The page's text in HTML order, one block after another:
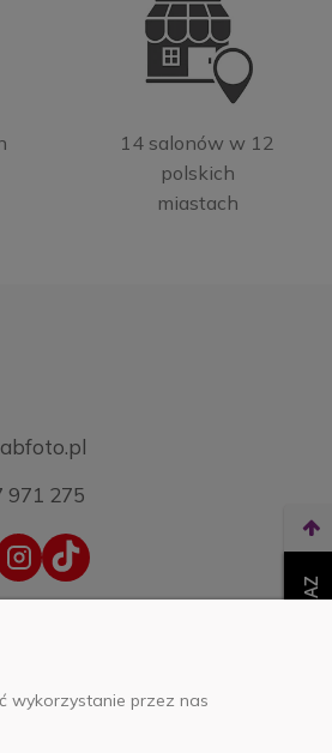
14 salonów w 12
polskich
miastach
971 275
wykorzystanie przez nas